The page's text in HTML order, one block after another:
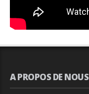
A PROPOS DE NOUS